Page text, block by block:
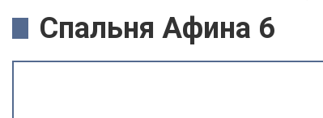
Спальня Афина 6